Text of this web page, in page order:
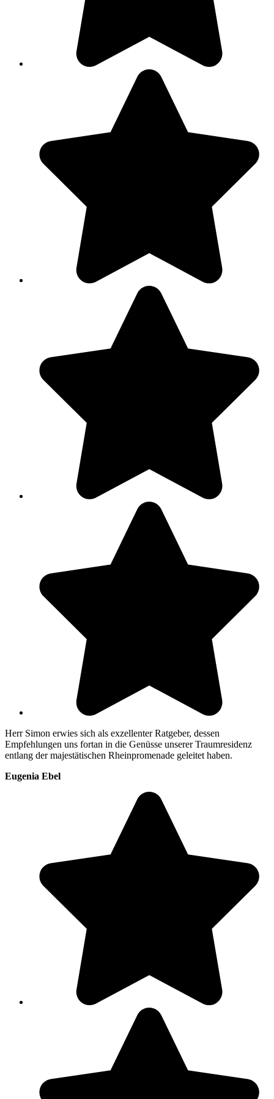
Herr Simon erwies sich als exzellenter Ratgeber, dessen
Empfehlungen uns fortan in die Genüsse unserer Traumresidenz
entlang der majestätischen Rheinpromenade geleitet haben.
Eugenia Ebel